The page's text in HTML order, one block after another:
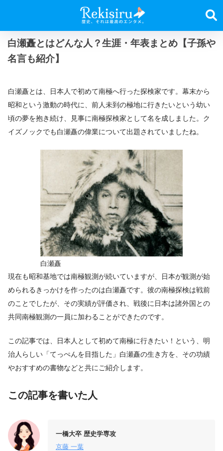
白瀬矗とはどんな人？生涯・年表まとめ【子孫や
名言も紹介】
白瀬矗とは、日本人で初めて南極へ行った探検家です。幕末から
昭和という激動の時代に、前人未到の極地に行きたいという幼い
頃の夢を抱き続け、見事に南極探検家として名を成しました。ク
イズノックでも白瀬矗の偉業について出題されていましたね。
白瀬矗
現在も昭和基地では南極観測が続いていますが、日本が観測が始
められるきっかけを作ったのは白瀬矗です。彼の南極探検は戦前
のことでしたが、その実績が評価され、戦後に日本は諸外国との
共同南極観測の一員に加わることができたのです。
この記事では、日本人として初めて南極に行きたい！という、明
治人らしい「てっぺんを目指した」白瀬矗の生き方を、その功績
やおすすめの書物などと共にご紹介します。
この記事を書いた人
一橋大卒 歴史学専攻
京藤 一葉